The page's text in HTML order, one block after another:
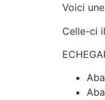
Voici
Celle-ci